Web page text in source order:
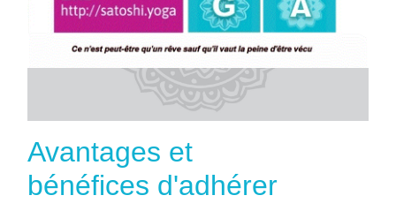
Avantages et
bénéfices d'adhérer